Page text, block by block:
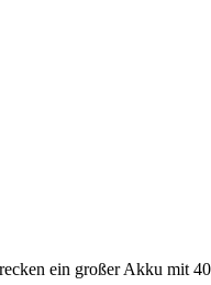
ein großer Akku mit